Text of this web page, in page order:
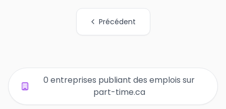
Précédent
0 entreprises publiant des emplois sur
part-time.ca